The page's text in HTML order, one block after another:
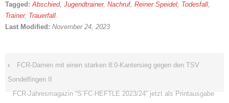
Tagged: Abschied, Jugendtrainer, Nachruf, Reiner Speidel Todesfall
Trainer, Trauerfall
Last Modified: November 24, 2023
‹
FCR-Damen mit einen starken 8:0-Kantersieg gegen den TSV
Sondelfingen II
FCR-Jahresmagazin “S´FC-HEFTLE 2023/24” jetzt als Printausgabe